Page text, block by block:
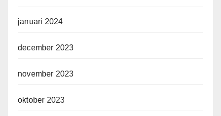
januari 2024
december 2023
november 2023
oktober 2023